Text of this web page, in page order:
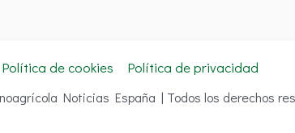
Política de cookies Política de privacidad
Noticias España | Todos los derechos